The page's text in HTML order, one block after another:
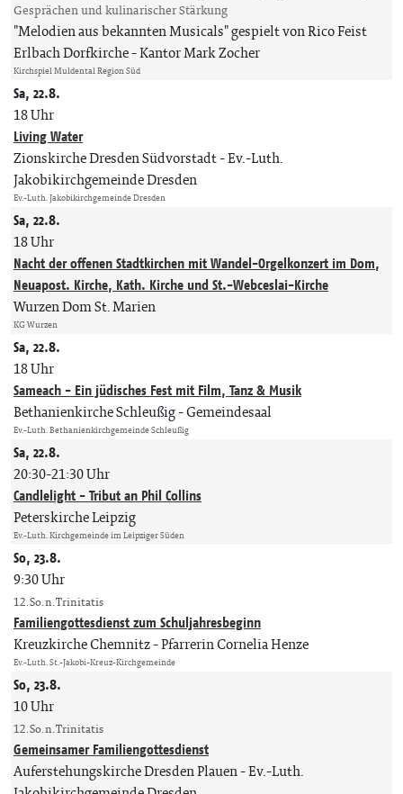
Gesprächen und kulinarischer Stärkung
"Melodien aus bekannten Musicals" gespielt von Rico Feist
Erlbach Dorfkirche Kantor Mark Zocher
Kirchspiel Muldental Region Süd
Sa, 22.8.
18 Uhr
Living Water
Zionskirche Dresden Südvorstadt Ev.-Luth.
Jakobikirchgemeinde Dresden
Ev.-Luth. Jakobikirchgemeinde Dresden
Sa, 22.8.
18 Uhr
Nacht der offenen Stadtkirchen mit Wandel-Orgelkonzert im Dom,
Neuapost. Kirche, Kath. Kirche und St.-Webceslai-Kirche
Wurzen Dom St. Marien
KG Wurzen
Sa, 22.8.
18 Uhr
Sameach - Ein jüdisches Fest mit Film, Tanz & Musik
Bethanienkirche Schleußig - Gemeindesaal
Ev.-Luth. Bethanienkirchgemeinde Schleußig
Sa, 22.8.
20:30-21:30 Uhr
Candlelight - Tribut an Phil Collins
Peterskirche Leipzig
Ev.-Luth. Kirchgemeinde im Leipziger Süden
So, 23.8.
9:30 Uhr
12. So. n. Trinitatis
Familiengottesdienst zum Schuljahresbeginn
Kreuzkirche Chemnitz Pfarrerin Cornelia Henze
Ev.-Luth. St.-Jakobi-Kreuz-Kirchgemeinde
So, 23.8.
10 Uhr
12. So. n. Trinitatis
Gemeinsamer Familiengottesdienst
Auferstehungskirche Dresden Plauen Ev.-Luth.